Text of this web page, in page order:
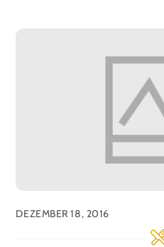
DEZEMBER 18, 2016